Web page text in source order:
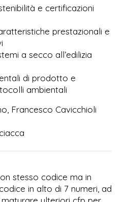
e certificazioni
prestazionali e
a secco all’edilizia
di prodotto e
ambientali
Francesco Cavicchioli
stesso codice ma in
in alto di 7 numeri, ad